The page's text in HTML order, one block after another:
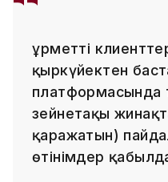
Құрметті
қыркүйектен
платформасында
зейнетақы
қаражатын)
өтінімдер